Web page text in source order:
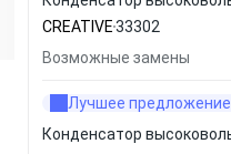
CREATIVE33302
Возможные замены
Лучшее предложение
Конденсатор